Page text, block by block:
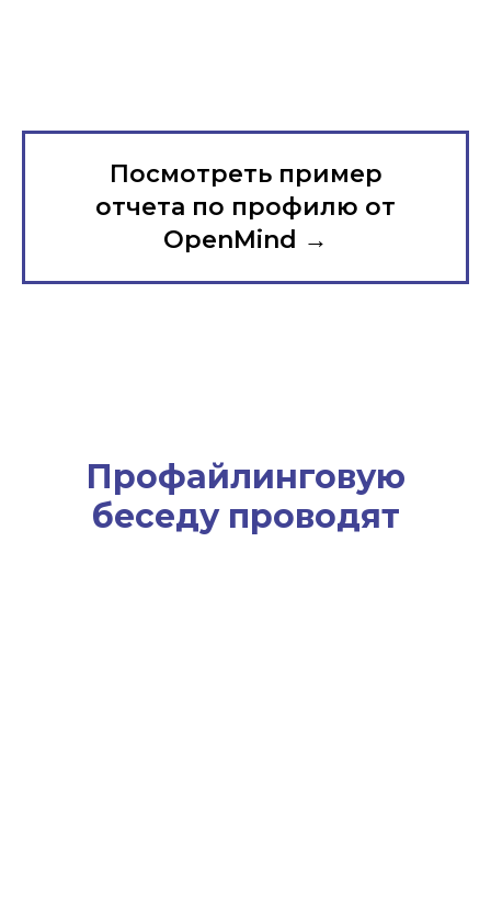
Посмотреть пример
отчета по профилю от
OpenMind →
Профайлинговую
беседу проводят